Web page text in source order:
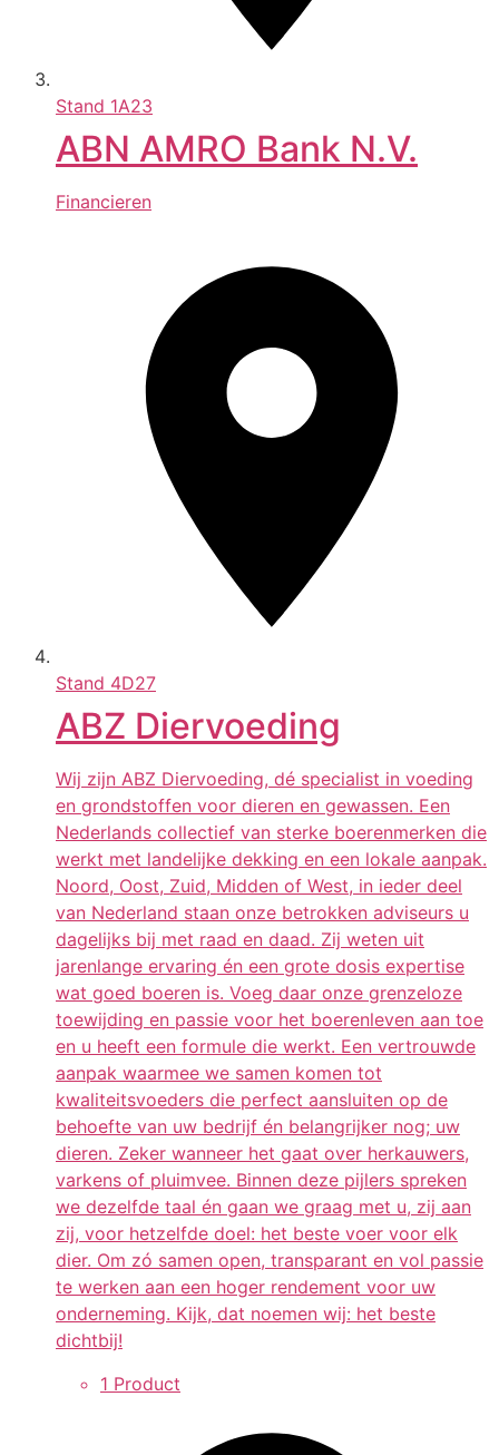
Stand 1A23
ABN AMRO Bank N.V.
Financieren
Stand 4D27
ABZ Diervoeding
Wij zijn ABZ Diervoeding, dé specialist in voeding
en grondstoffen voor dieren en gewassen. Een
Nederlands collectief van sterke boerenmerken die
werkt met landelijke dekking en een lokale aanpak.
Noord, Oost, Zuid, Midden of West, in ieder deel
van Nederland staan onze betrokken adviseurs u
dagelijks bij met raad en daad. Zij weten uit
jarenlange ervaring én een grote dosis expertise
wat goed boeren is. Voeg daar onze grenzeloze
toewijding en passie voor het boerenleven aan toe
en u heeft een formule die werkt. Een vertrouwde
aanpak waarmee we samen komen tot
kwaliteitsvoeders die perfect aansluiten op de
behoefte van uw bedrijf én belangrijker nog; uw
dieren. Zeker wanneer het gaat over herkauwers,
varkens of pluimvee. Binnen deze pijlers spreken
we dezelfde taal én gaan we graag met u, zij aan
zij, voor hetzelfde doel: het beste voer voor elk
dier. Om zó samen open, transparant en vol passie
te werken aan een hoger rendement voor uw
onderneming. Kijk, dat noemen wij: het beste
dichtbij!
1 Product